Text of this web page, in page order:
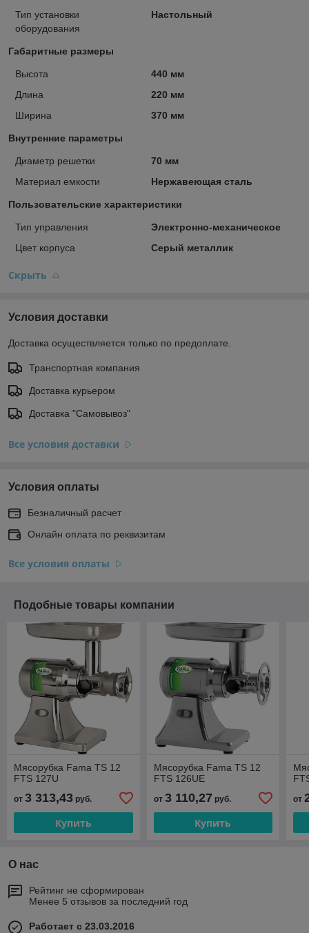
Тип установки
оборудования
Настольный
Габаритные размеры
Высота
440 мм
Длина
220 мм
Ширина
370 мм
Внутренние параметры
Диаметр решетки
70 мм
Материал емкости
Нержавеющая сталь
Пользовательские характеристики
Тип управления
Электронно-механическое
Цвет корпуса
Серый металлик
Скрыть
Условия доставки
Доставка осуществляется только по предоплате.
Транспортная компания
Доставка курьером
Доставка "Самовывоз"
Все условия доставки
Условия оплаты
Безналичный расчет
Онлайн оплата по реквизитам
Все условия оплаты
Подобные товары компании
Мясорубка Fama TS 12
FTS 127U
от 3 313,43 руб.
Купить
Мясорубка Fama TS 12
FTS 126UE
от 3 110,27 руб.
Купить
от
О нас
Рейтинг не сформирован
Менее 5 отзывов за последний год
Работает с 23.03.2016